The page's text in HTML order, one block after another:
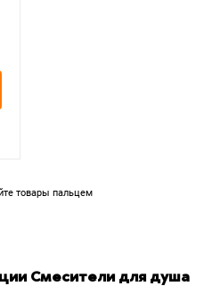
Смесители для душа